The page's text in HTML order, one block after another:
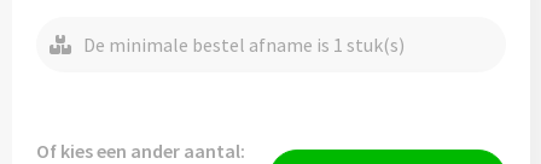
De minimale bestel afname is 1 stuk(s)
Of kies een ander aantal: